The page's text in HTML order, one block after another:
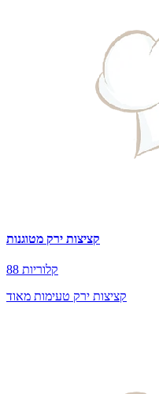
קציצות ירק מטוגנות
88 קלוריות
קציצות ירק טעימות מאוד